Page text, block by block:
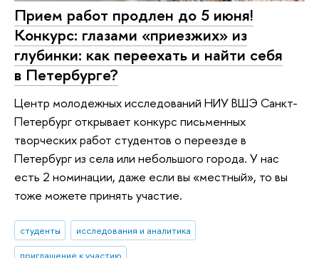
Прием работ продлен до 5 июня!
Конкурс: глазами «приезжих» из
глубинки: как переехать и найти себя
в Петербурге?
Центр молодежных исследований НИУ ВШЭ Санкт-
Петербург открывает конкурс письменных
творческих работ студентов о переезде в
Петербург из села или небольшого города. У нас
есть 2 номинации, даже если вы «местный», то вы
тоже можете принять участие.
студенты
исследования и аналитика